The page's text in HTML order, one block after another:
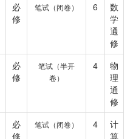
必
修
笔试（闭卷） 6
数
学
通
修
必
修
笔试（半开
卷）
4
物
理
通
修
必
修
笔试（闭卷） 4
计
算